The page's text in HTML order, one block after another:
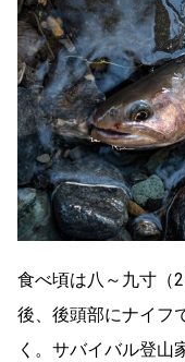
食べ頃は八～九寸（
後、後頭部にナイフ
く。サバイバル登山